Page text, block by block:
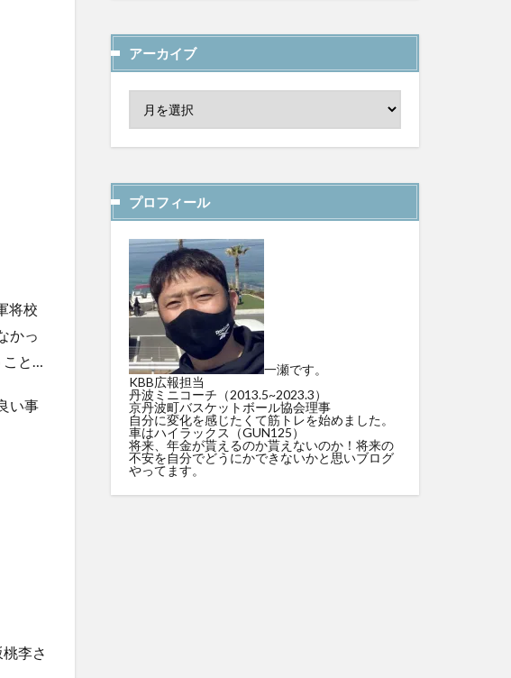
将校
かっ
と…
い事
李さ
アーカイブ
プロフィール
一瀬です。
KBB広報担当
丹波ミニコーチ（2013.5~2023.3）
京丹波町バスケットボール協会理事
自分に変化を感じたくて筋トレを始めました。
車はハイラックス（GUN125）
将来、年金が貰えるのか貰えないのか！将来の
不安を自分でどうにかできないかと思いブログ
やってます。